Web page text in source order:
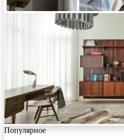
Популярное